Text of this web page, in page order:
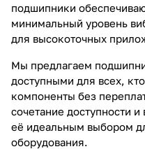
подшипники
минимальный уровень
для высокоточных
Мы предлагаем
доступными для всех,
компоненты без
сочетание доступности
её идеальным выбором
оборудования.